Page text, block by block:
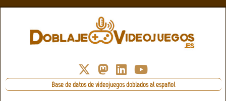
Base de datos de videojuegos doblados al español